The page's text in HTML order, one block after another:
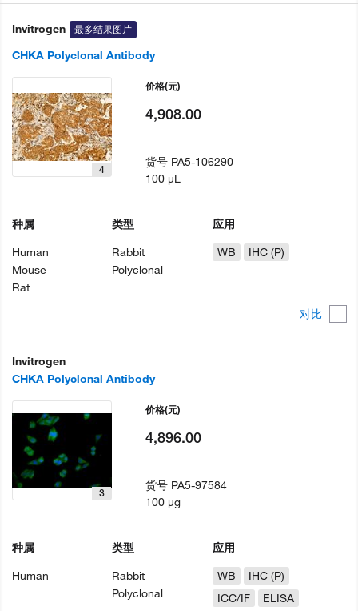
Invitrogen 最多结果图片
CHKA Polyclonal Antibody
对比
4
种属
Human
Mouse
Rat
类型
Rabbit
Polyclonal
应用
WB
IHC (P)
价格(元)
4,908.00
货号 PA5-106290
100 µL
Invitrogen
CHKA Polyclonal Antibody
3
种属
Human
类型
Rabbit
Polyclonal
应用
WB
IHC (P)
ICC/IF
ELISA
价格(元)
4,896.00
货号 PA5-97584
100 µg